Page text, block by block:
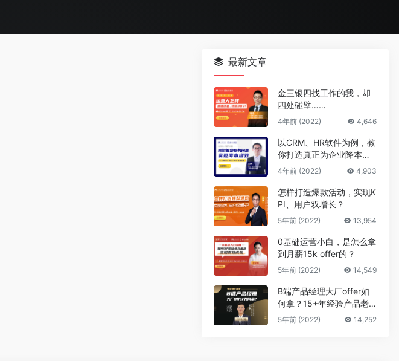
最新文章
金三银四找工作的我，却
四处碰壁……
4年前 (2022) 4,646
以CRM、HR软件为例，教
你打造真正为企业降本增
效的B端产品
4年前 (2022) 4,903
怎样打造爆款活动，实现K
PI、用户双增长？
5年前 (2022) 13,954
0基础运营小白，是怎么拿
到月薪15k offer的？
5年前 (2022) 14,549
B端产品经理大厂offer如
何拿？15+年经验产品老
司机告诉你答案
5年前 (2022) 14,252